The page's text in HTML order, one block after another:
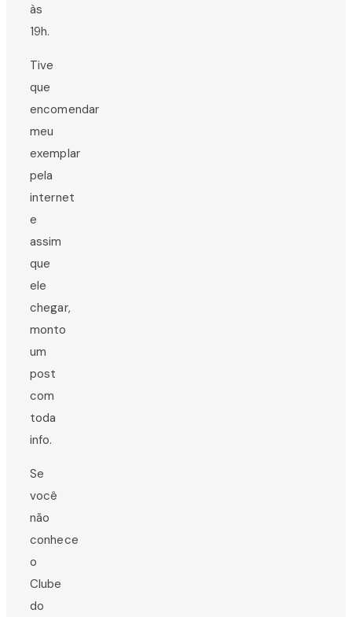
às
19h.
Tive
que
encomendar
meu
exemplar
pela
internet
e
assim
que
ele
chegar,
monto
um
post
com
toda
info.
Se
você
não
conhece
o
Clube
do